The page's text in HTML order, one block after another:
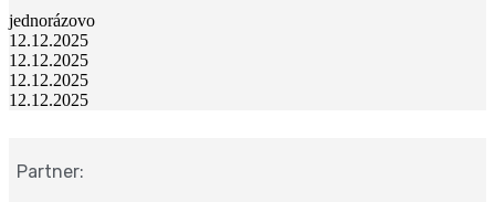
jednorázovo
12.12.2025
12.12.2025
12.12.2025
12.12.2025
Partner: